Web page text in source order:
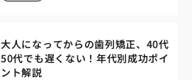
大人になってからの歯列矯正、40代
50代でも遅くない！年代別成功ポイ
ント解説